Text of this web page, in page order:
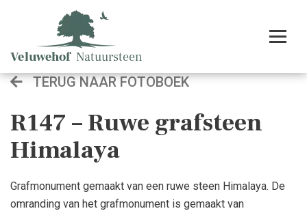
TERUG NAAR FOTOBOEK
R147 – Ruwe grafsteen
Himalaya
Grafmonument gemaakt van een ruwe steen Himalaya. De
omranding van het grafmonument is gemaakt van